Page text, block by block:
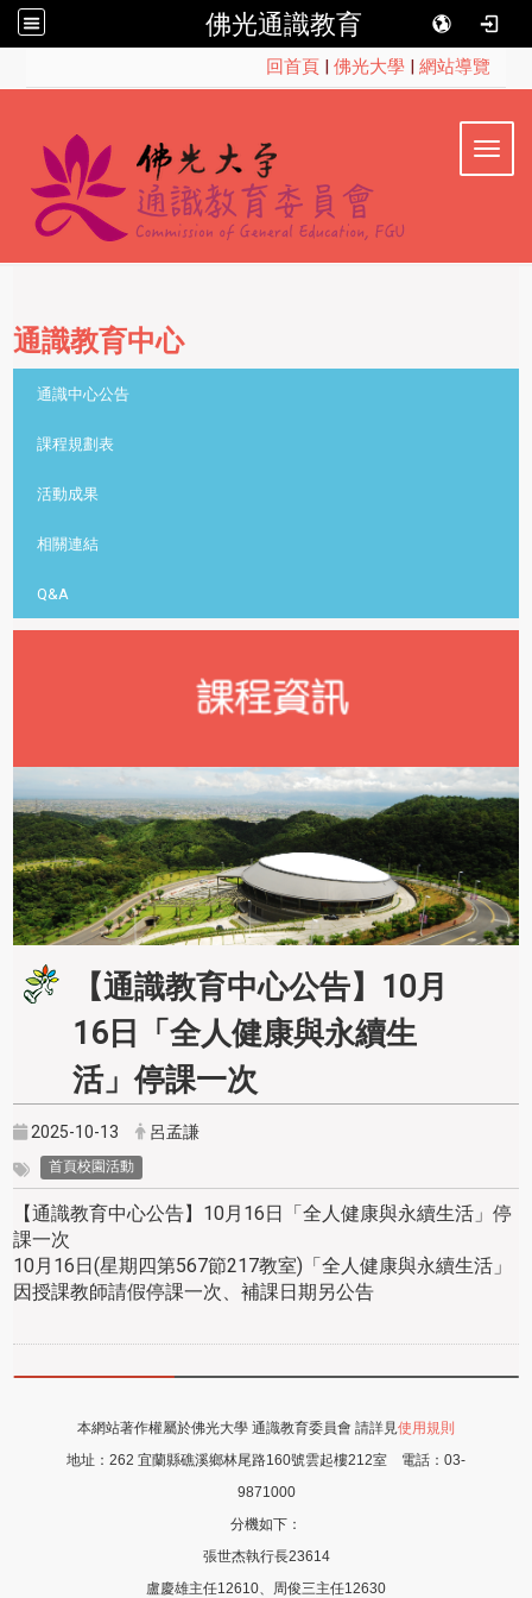
佛光通識教育
回首頁| 佛光大學| 網站導覽
通識教育中心
通識中心公告
課程規劃表
活動成果
相關連結
Q&A
【通識教育中心公告】10月
16日「全人健康與永續生
活」停課一次
2025-10-13 呂孟謙
首頁校園活動
【通識教育中心公告】10月16日「全人健康與永續生活」停
課一次
10月16日(星期四第567節217教室)「全人健康與永續生活」
因授課教師請假停課一次、補課日期另公告
本網站著作權屬於佛光大學 通識教育委員會 請詳見使用規則
地址： 262 宜蘭縣礁溪鄉林尾路160號雲起樓212室 電話： 03-
9871000
分機如下：
張世杰執行長23614
盧慶雄主任12610、周俊三主任12630